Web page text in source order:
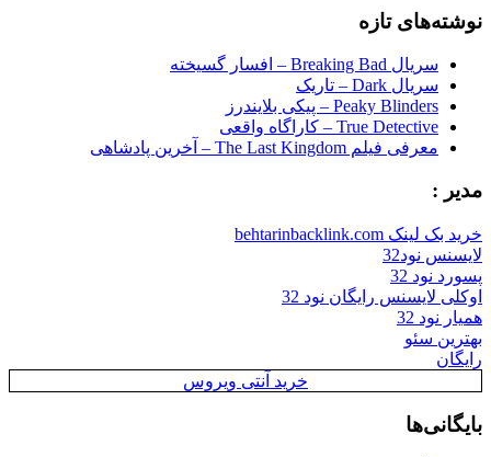
نوشته‌های تازه
سریال Breaking Bad – افسار گسیخته
سریال Dark – تاریک
Peaky Blinders – پیکی بلایندرز
True Detective – کاراگاه واقعی
معرفی فیلم The Last Kingdom – آخرین پادشاهی
مدیر :
خرید بک لینک behtarinbacklink.com
لایسنس نود32
پسورد نود 32
اوکلی لایسنس رایگان نود 32
همیار نود 32
بهترین سئو
رایگان
خرید آنتی ویروس
بایگانی‌ها